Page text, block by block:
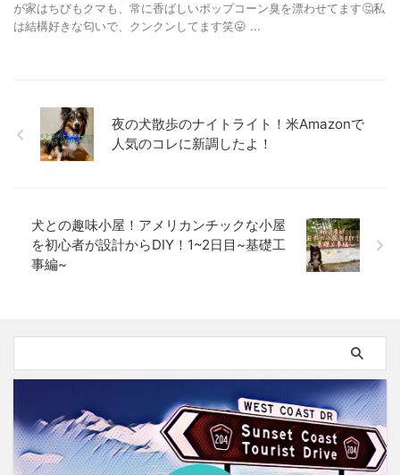
が家はちびもクマも、常に香ばしいポップコーン臭を漂わせてます🤔私
は結構好きな匂いで、クンクンしてます笑😛 ...
夜の犬散歩のナイトライト！米Amazonで
人気のコレに新調したよ！
犬との趣味小屋！アメリカンチックな小屋
を初心者が設計からDIY！1~2日目~基礎工
事編~